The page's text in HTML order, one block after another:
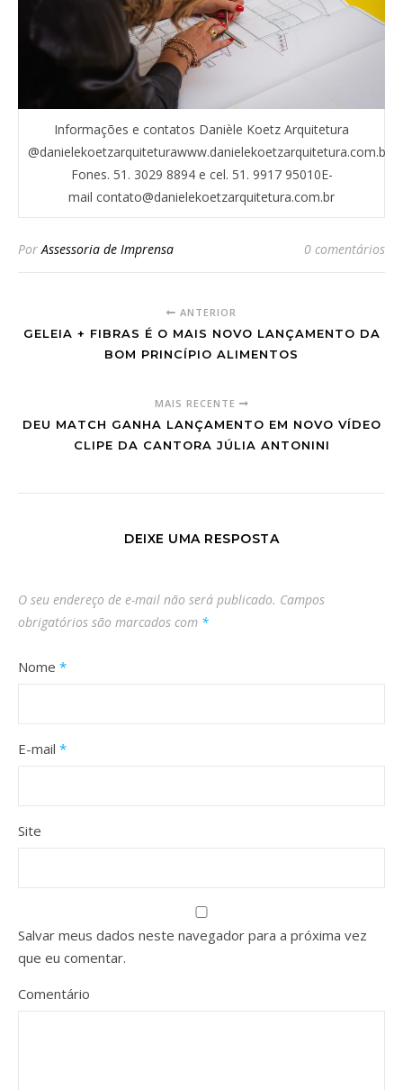
Informações e contatos Danièle Koetz Arquitetura
@danielekoetzarquiteturawww.danielekoetzarquitetura.com.br
Fones. 51. 3029 8894 e cel. 51. 9917 95010E-
mail contato@danielekoetzarquitetura.com.br
Por Assessoria de Imprensa 0 comentários
ANTERIOR
GELEIA + FIBRAS É O MAIS NOVO LANÇAMENTO DA
BOM PRINCÍPIO ALIMENTOS
MAIS RECENTE
DEU MATCH GANHA LANÇAMENTO EM NOVO VÍDEO
CLIPE DA CANTORA JÚLIA ANTONINI
DEIXE UMA RESPOSTA
O seu endereço de e-mail não será publicado. Campos
obrigatórios são marcados com *
Nome *
E-mail *
Site
Salvar meus dados neste navegador para a próxima vez
que eu comentar.
Comentário